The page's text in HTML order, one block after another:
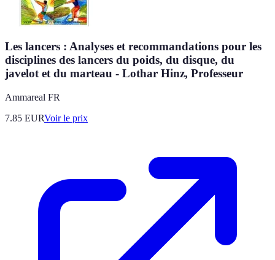
Les lancers : Analyses et recommandations pour les
disciplines des lancers du poids, du disque, du
javelot et du marteau - Lothar Hinz, Professeur
Ammareal FR
7.85 EURVoir le prix